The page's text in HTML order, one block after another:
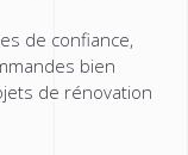
de confiance,
bien
de rénovation